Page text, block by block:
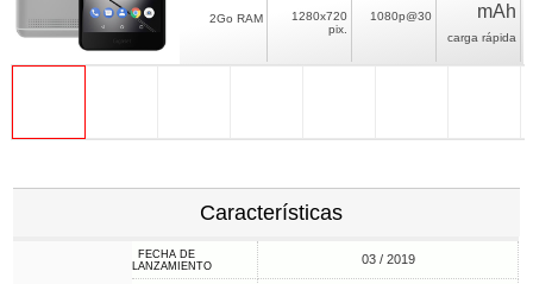
2Go RAM
1280x720
pix.
1080p@30
mAh
carga rápida
Características
FECHA DE
LANZAMIENTO
03 / 2019